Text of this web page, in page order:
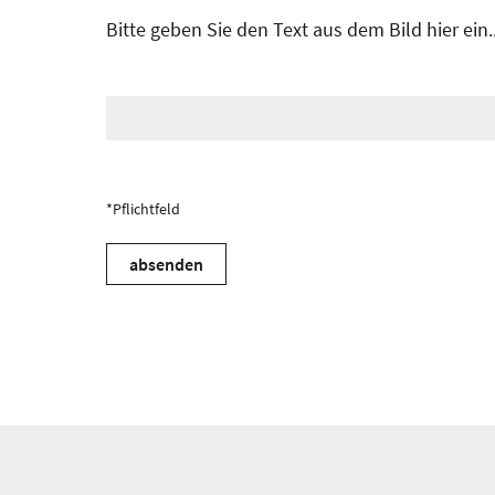
Bitte geben Sie den Text aus dem Bild hier
*Pflichtfeld